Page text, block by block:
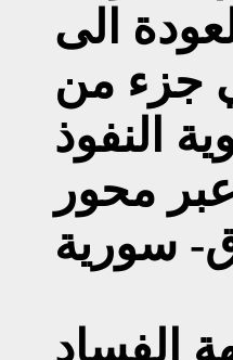
الى
جزء من
النفوذ
محور
الفساد